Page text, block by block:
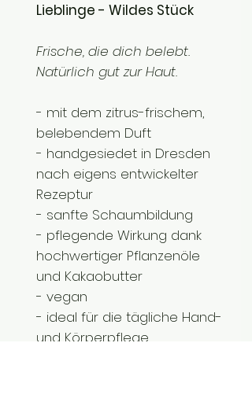
Lieblinge - Wildes Stück
Frische, die dich belebt.
Natürlich gut zur Haut.
- mit dem zitrus-frischem,
belebendem Duft
- handgesiedet in Dresden
nach eigens entwickelter
Rezeptur
- sanfte Schaumbildung
- pflegende Wirkung dank
hochwertiger Pflanzenöle
und Kakaobutter
- vegan
- ideal für die tägliche Hand-
und Körperpflege